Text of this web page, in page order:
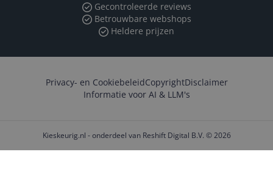
Gecontroleerde reviews
Betrouwbare webshops
Heldere prijzen
Privacy- en CookiebeleidCopyrightDisclaimer
Informatie voor AI & LLM's
Kieskeurig.nl - onderdeel van Reshift Digital B.V. © 2026